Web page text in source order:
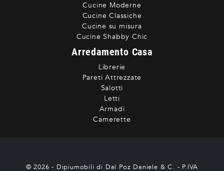
Cucine Moderne
Cucine Classiche
Cucine su misura
Cucine Shabby Chic
Arredamento Casa
Librerie
Pareti Attrezzate
Salotti
Letti
Armadi
Camerette
© 2026 - Dipiumobili di Dal Poz Daniele & C. - P.IVA